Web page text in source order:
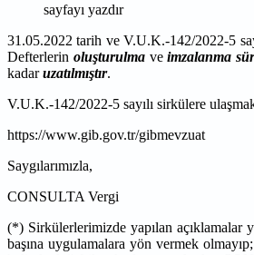
sayfayı yazdır
31.05.2022 tarih ve V.U.K.-142/2022-5
Defterlerin oluşturulmaveimzalanma
kadaruzatılmıştır.
V.U.K.-142/2022-5 sayılı sirkülere
https://www.gib.gov.tr/gibmevzuat
Saygılarımızla,
CONSULTA Vergi
(*) Sirkülerlerimizde yapılan açıklamalar
başına uygulamalara yön vermek